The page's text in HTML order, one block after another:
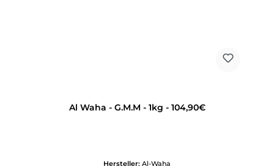
Al Waha - G.M.M - 1kg - 104,90€
Hersteller: Al-Waha